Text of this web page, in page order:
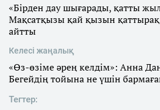
«Бірден дау шығарады, қатты
Мақсатқызы қай қызын қаттырақ
айтты
Келесі жаңалық
«Өз-өзіме әрең келдім»: Анна
Бегейдің тойына не үшін
Тегтер: